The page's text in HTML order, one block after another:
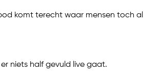
komt terecht waar mensen toch al
niets half gevuld live gaat.